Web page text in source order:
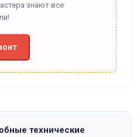
знают все
технические